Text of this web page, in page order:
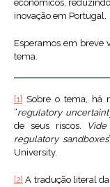
econômicos,
inovação em Portugal.
Esperamos em breve
tema.
[1] Sobre o tema, há
“regulatory
de seus riscos.
Vide
regulatory sandboxes
University.
[2] A tradução literal da